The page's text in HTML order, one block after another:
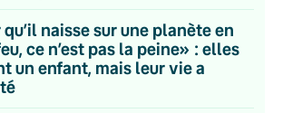
qu’il naisse sur une planète en
ce n’est pas la peine» : elles
un enfant, mais leur vie a